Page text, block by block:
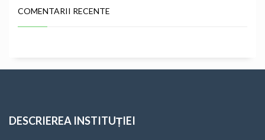
COMENTARII RECENTE
DESCRIEREA INSTITUȚIEI